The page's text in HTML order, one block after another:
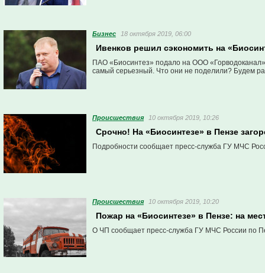
Бизнес 18 октября 2019, 06:00
Ивенков решил сэкономить на
ПАО «Биосинтез» подало на ООО
самый серьезный. Что они не поделили? Будем
Проиcшествия 10 октября 2019, 10:26
Срочно! На «Биосинтезе» в Пензе
Подробности сообщает пресс-служба ГУ МЧС
Проиcшествия 10 октября 2019, 10:20
Пожар на «Биосинтезе» в Пензе: на
О ЧП сообщает пресс-служба ГУ МЧС России по